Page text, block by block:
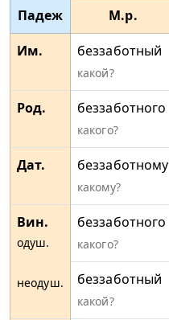
Падеж
М.р.
Им.
беззаботный
какой?
Род. беззаботного
какого?
Дат. беззаботному
какому?
Вин.
одуш.
неодуш.
беззаботного
какого?
беззаботный
какой?